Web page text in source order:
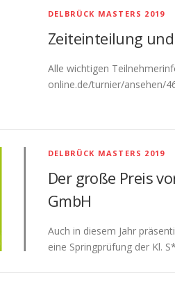
DELBRÜCK MASTERS 2019
Zeiteinteilung
Alle wichtigen
online.de/turnier/ansehen/
DELBRÜCK MASTERS 2019
Der große Preis
GmbH
Auch in diesem Jahr
eine Springprüfung der Kl.